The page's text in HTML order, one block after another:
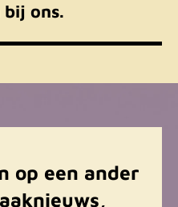
bij ons.
op een ander